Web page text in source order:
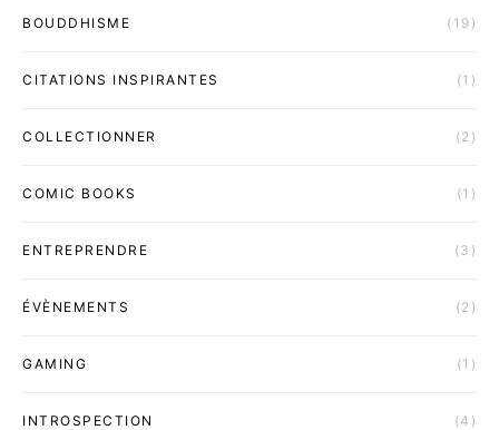
BOUDDHISME (19)
CITATIONS INSPIRANTES (1)
COLLECTIONNER (2)
COMIC BOOKS (1)
ENTREPRENDRE (3)
ÉVÈNEMENTS (2)
GAMING (1)
INTROSPECTION (4)